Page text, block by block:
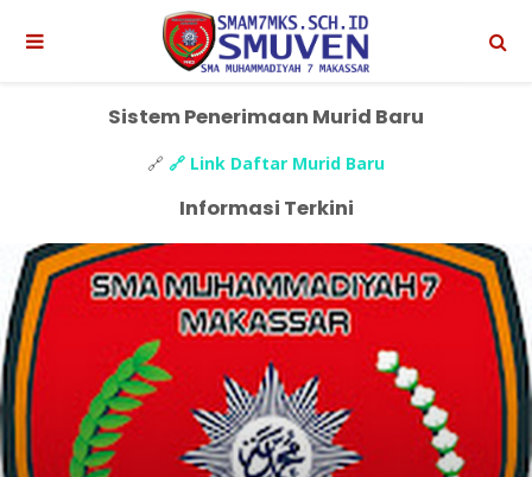
Sistem Penerimaan Murid Baru
🔗 🔗 Link Daftar Murid Baru
Informasi Terkini